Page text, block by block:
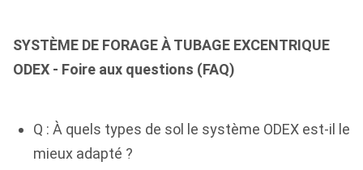
SYSTÈME DE FORAGE À TUBAGE EXCENTRIQUE
ODEX - Foire aux questions (FAQ)
Q : À quels types de sol le système ODEX est-il le
mieux adapté ?